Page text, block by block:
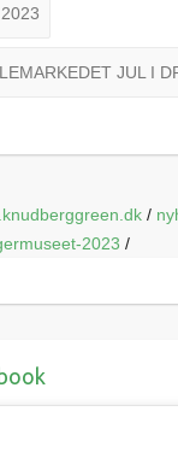
JUL I
/
2023 /